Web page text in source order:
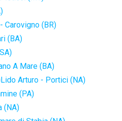
Carovigno (BR)
(BA)
A Mare (BA)
Lido Arturo - Portici (NA)
(PA)
(NA)